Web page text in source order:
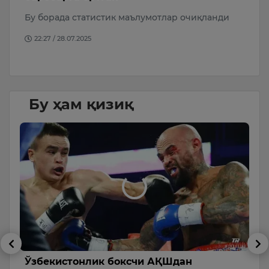
Бу борада статистик маълумотлар очиқланди
22:27 / 28.07.2025
Бу ҳам қизиқ
Ўзбекистонлик боксчи АҚШдан